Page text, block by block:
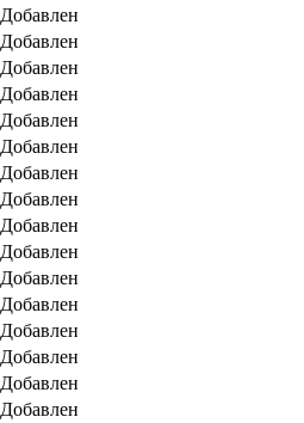
Добавлен
Добавлен
Добавлен
Добавлен
Добавлен
Добавлен
Добавлен
Добавлен
Добавлен
Добавлен
Добавлен
Добавлен
Добавлен
Добавлен
Добавлен
Добавлен